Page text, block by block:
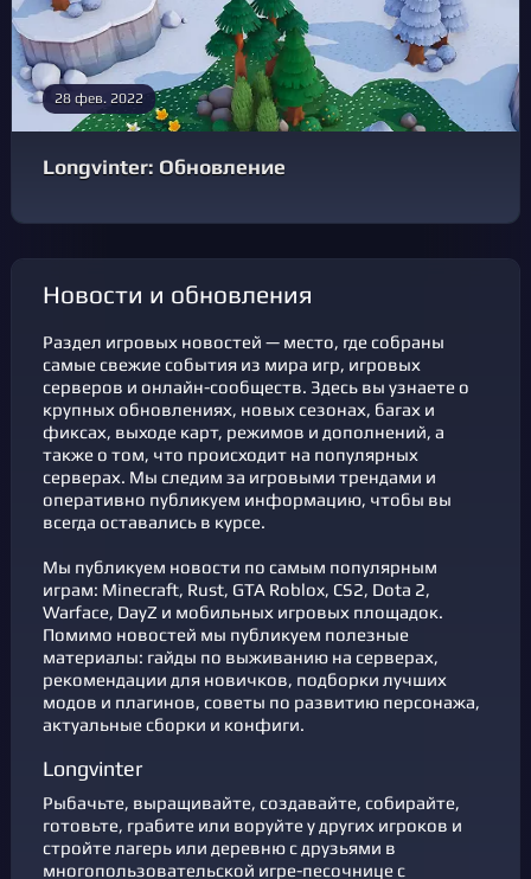
28 фев. 2022
Longvinter: Обновление
новости и обновления
Раздел игровых новостей — место, где собраны
самые свежие события из мира игр, игровых
серверов и онлайн-сообществ. Здесь вы узнаете о
крупных обновлениях, новых сезонах, багах и
фикcах, выходе карт, режимов и дополнений, а
также о том, что происходит на популярных
серверах. Мы следим за игровыми трендами и
оперативно публикуем информацию, чтобы вы
всегда оставались в курсе.
Мы публикуем новости по самым популярным
играм: Minecraft, Rust, GTA Roblox, CS2, Dota 2,
Warface, DayZ и мобильных игровых площадок.
Помимо новостей мы публикуем полезные
материалы: гайды по выживанию на серверах,
рекомендации для новичков, подборки лучших
модов и плагинов, советы по развитию персонажа,
актуальные сборки и конфиги.
Longvinter
Рыбачьте, выращивайте, создавайте, собирайте,
готовьте, грабите или воруйте у других игроков и
стройте лагерь или деревню с друзьями в
многопользовательской игре-песочнице с